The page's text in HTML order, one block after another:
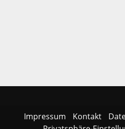
Impressum Kontakt